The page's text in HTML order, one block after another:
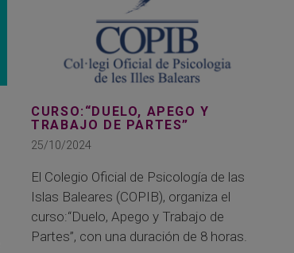
CURSO:“DUELO, APEGO Y
TRABAJO DE PARTES”
25/10/2024
El Colegio Oficial de Psicología de las
Islas Baleares (COPIB), organiza el
curso:“Duelo, Apego y Trabajo de
Partes”, con una duración de 8 horas.